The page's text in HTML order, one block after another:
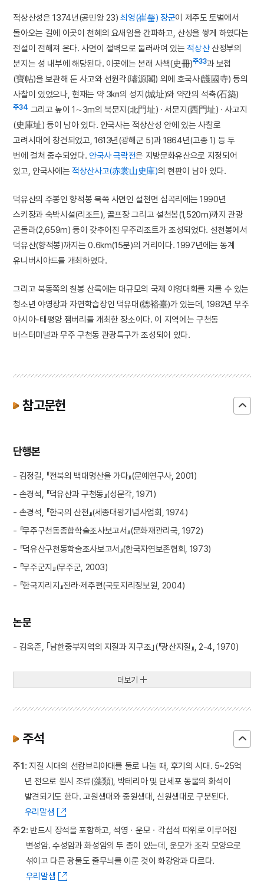
적상산성은 1374년(공민왕 23)최영(崔瑩) 장군이 제주도 토벌에서
돌아오는 길에 이곳이 천혜의 요새임을 간파하고, 산성을 쌓게 하였다는
전설이 전해져 온다. 사면이 절벽으로 둘러싸여 있는적상산산정부의
분지는 성 내부에 해당된다. 이곳에는 본래 사책(史冊)주33과 보첩
(寶帖)을 보관해 둔 사고와 선원각(璿源閣) 외에 호국사(護國寺) 등의
사찰이 있었으나, 현재는 약 3㎞의 성지(城址)와 약간의 석축(石築)
주34 그리고 높이 1∼3m의 북문지(北門址) · 서문지(西門址) · 사고지
(史庫址) 등이 남아 있다. 안국사는 적상산성 안에 있는 사찰로
고려시대에 창건되었고, 1613년(광해군 5)과 1864년(고종 1) 등 두
번에 걸쳐 중수되었다. 안국사 극락전은 지방문화유산으로 지정되어
있고, 안국사에는 적상산사고(赤裳山史庫)의 현판이 남아 있다.
덕유산의 주봉인 향적봉 북쪽 사면인 설천면 심곡리에는 1990년
스키장과 숙박시설(리조트), 골프장 그리고 설천봉(1,520m)까지 관광
곤돌라(2,659m) 등이 갖추어진 무주리조트가 조성되었다. 설천봉에서
덕유산(향적봉)까지는 0.6km(15분)의 거리이다. 1997년에는 동계
유니버시아드를 개최하였다.
그리고 북동쪽의 칠봉 산록에는 대규모의 국제 야영대회를 치를 수 있는
청소년 야영장과 자연학습장인 덕유대(德裕臺)가 있는데, 1982년 무주
아시아-태평양 잼버리를 개최한 장소이다. 이 지역에는 구천동
버스터미널과 무주 구천동 관광특구가 조성되어 있다.
참고문헌
단행본
- 김정길, 『전북의 백대명산을 가다』(문예연구사, 2001)
- 손경석, 『덕유산과 구천동』(성문각, 1971)
- 손경석, 『한국의 산천』(세종대왕기념사업회, 1974)
- 『무주구천동종합학술조사보고서』(문화재관리국, 1972)
- 『덕유산구천동학술조사보고서』(한국자연보존협회, 1973)
- 『무주군지』(무주군, 2003)
- 『한국지리지』전라·제주편(국토지리정보원, 2004)
논문
- 김옥준, ｢남한중부지역의 지질과 지구조｣(『광산지질』, 2-4, 1970)
더보기
주석
주1: 지질 시대의 선캄브리아대를 둘로 나눌 때, 후기의 시대. 5~25억
년 전으로 원시 조류(藻類), 박테리아 및 단세포 동물의 화석이
발견되기도 한다. 고원생대와 중원생대, 신원생대로 구분된다.
우리말샘
주2: 반드시 장석을 포함하고, 석영ㆍ운모ㆍ각섬석 따위로 이루어진
변성암. 수성암과 화성암의 두 종이 있는데, 운모가 조각 모양으로
섞이고 다른 광물도 줄무늬를 이룬 것이 화강암과 다르다.
우리말샘